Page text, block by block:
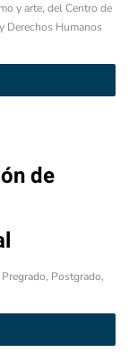
y arte, del Centro de
Derechos Humanos
de
Postgrado,